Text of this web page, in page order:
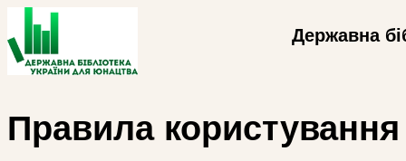
Державна
Правила